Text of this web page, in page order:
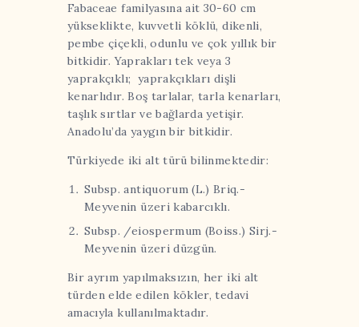
Fabaceae familyasına ait 30-60 cm
yükseklikte, kuvvetli köklü, dikenli,
pembe çiçekli, odunlu ve çok yıllık bir
bitkidir. Yaprakları tek veya 3
yaprakçıklı; yaprakçıkları dişli
kenarlıdır. Boş tarlalar, tarla kenarları,
taşlık sırtlar ve bağlarda yetişir.
Anadolu’da yaygın bir bitkidir.
Türkiyede iki alt türü bilinmektedir:
Subsp. antiquorum (L.) Briq.-
Meyvenin üzeri kabarcıklı.
Subsp. /eiospermum (Boiss.) Sirj.-
Meyvenin üzeri düzgün.
Bir ayrım yapılmaksızın, her iki alt
türden elde edilen kökler, tedavi
amacıyla kullanılmaktadır.